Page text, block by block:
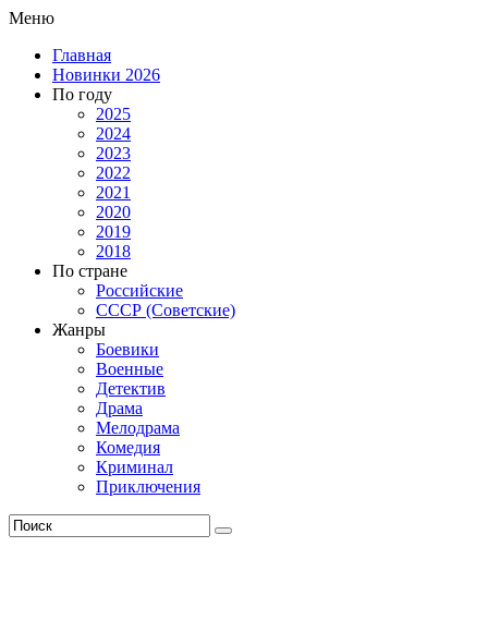
Меню
Главная
Новинки 2026
По году
2025
2024
2023
2022
2021
2020
2019
2018
По стране
Российские
СССР (Советские)
Жанры
Боевики
Военные
Детектив
Драма
Мелодрама
Комедия
Криминал
Приключения